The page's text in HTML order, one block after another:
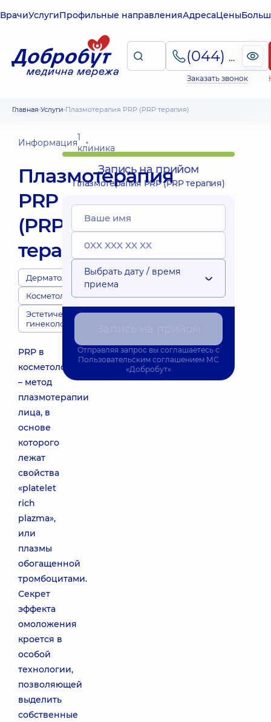
ВрачиУслугиПрофильные направленияАдресаЦены
(044) 495-2-888
Заказать звонок
Главная Услуги Плазмотерапия PRP (PRP терапия)
Информация1
клиника
Плазмотерапия
PRP
(PRP
терапия)
Дерматологи
Косметологи
Эстетическая
гинекология
PRP в
косметологии
– метод
плазмотерапии
лица, в
основе
которого
лежат
свойства
«platelet
rich
plazma»,
или
плазмы
обогащенной
тромбоцитами.
Секрет
эффекта
омоложения
кроется в
особой
технологии,
позволяющей
выделить
собственные
Запись на прийом
Плазмотерапия PRP (PRP терапия)
Выбрать дату / время
приема
Отправляя запрос вы соглашаетесь с
Пользовательским соглашением МС
«Добробут»